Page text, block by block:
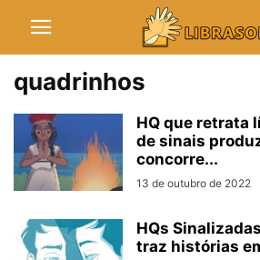
quadrinhos
HQ que retrata
de sinais
concorre...
13 de outubro de 2022
HQs
traz histórias